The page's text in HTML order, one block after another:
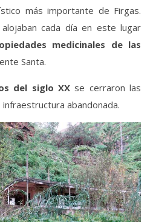
más importante de Firgas.
cada día en este lugar
medicinales de las
Santa.
del siglo XX se cerraron las
abandonada.